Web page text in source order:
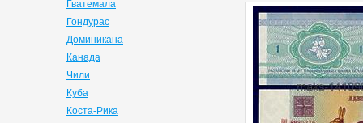
Гватемала
Гондурас
Доминикана
Канада
Чили
Куба
Коста-Рика